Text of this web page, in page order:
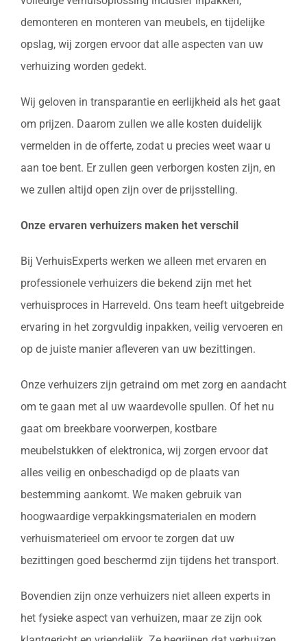
demonteren en monteren van meubels, en tijdelijke
opslag, wij zorgen ervoor dat alle aspecten van uw
verhuizing worden gedekt.
Wij geloven in transparantie en eerlijkheid als het gaat
om prijzen. Daarom zullen we alle kosten duidelijk
vermelden in de offerte, zodat u precies weet waar u
aan toe bent. Er zullen geen verborgen kosten zijn, en
we zullen altijd open zijn over de prijsstelling.
Onze ervaren verhuizers maken het verschil
Bij VerhuisExperts werken we alleen met ervaren en
professionele verhuizers die bekend zijn met het
verhuisproces in Harreveld. Ons team heeft uitgebreide
ervaring in het zorgvuldig inpakken, veilig vervoeren en
op de juiste manier afleveren van uw bezittingen.
Onze verhuizers zijn getraind om met zorg en aandacht
om te gaan met al uw waardevolle spullen. Of het nu
gaat om breekbare voorwerpen, kostbare
meubelstukken of elektronica, wij zorgen ervoor dat
alles veilig en onbeschadigd op de plaats van
bestemming aankomt. We maken gebruik van
hoogwaardige verpakkingsmaterialen en modern
verhuismaterieel om ervoor te zorgen dat uw
bezittingen goed beschermd zijn tijdens het transport.
Bovendien zijn onze verhuizers niet alleen experts in
het fysieke aspect van verhuizen, maar ze zijn ook